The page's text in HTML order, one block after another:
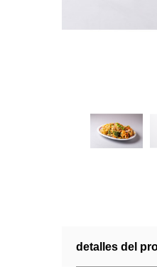
detalles del